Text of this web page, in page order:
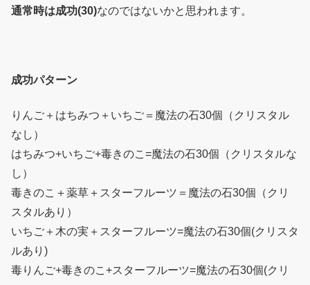
通常時は成功(30)なのではないかと思われます。
成功パターン
りんご＋はちみつ＋いちご＝魔法の石30個（クリスタル
なし）
はちみつ+いちご+毒きのこ=魔法の石30個（クリスタルな
し）
毒きのこ＋薬草＋スターフルーツ＝魔法の石30個（クリ
スタルあり）
いちご＋木の実＋スターフルーツ=魔法の石30個(クリスタ
ルあり)
毒りんご+毒きのこ+スターフルーツ=魔法の石30個(クリ